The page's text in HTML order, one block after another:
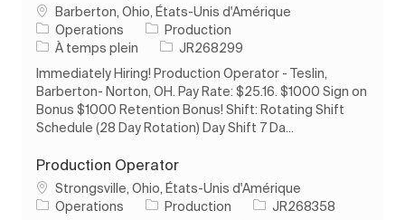
Emplacement
Barberton, Ohio, États-Unis d'Amérique
Operations
Catégorie
Production
Type d’emploi
À temps plein ID de l’emploi
JR268299
Immediately Hiring! Production Operator - Teslin,
Barberton- Norton, OH. Pay Rate: $25.16. $1000 Sign on
Bonus $1000 Retention Bonus! Shift: Rotating Shift
Schedule (28 Day Rotation) Day Shift 7 Da...
Production Operator
Emplacement
Strongsville, Ohio, États-Unis d'Amérique
Operations
Catégorie
Production ID de l’emploi
JR268358